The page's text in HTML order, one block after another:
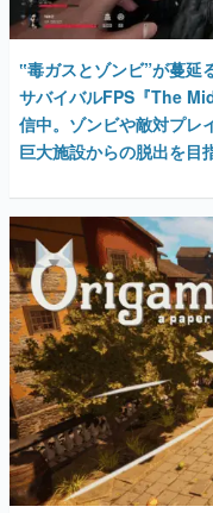
‟毒ガスとゾンビ”が蔓延
サバイバルFPS『The
信中。ゾンビや敵対プレ
巨大施設からの脱出を目